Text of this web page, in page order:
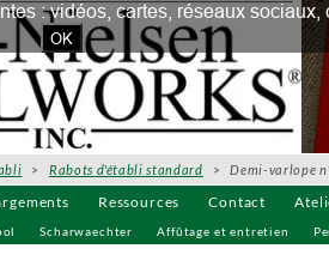
Ressources Contact
Scharwaechter Affûtage et entretien
> Rabots d'établi standard > Demi-varlope
: vidéos, cartes, réseaux
OK